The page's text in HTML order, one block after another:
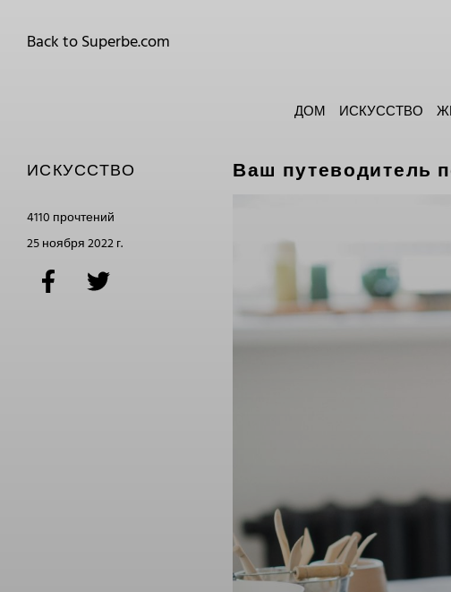
Back to Superbe.com
ДОМ ИСКУССТВО
Ваш путеводитель
ИСКУССТВО
4110 прочтений
25 ноября 2022 г.